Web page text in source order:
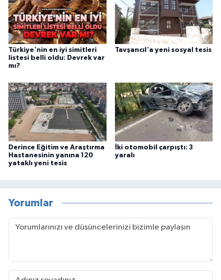
Türkiye'nin en iyi simitleri
listesi belli oldu: Devrek var
mı?
Tavşancıl'a yeni sosyal tesis
Derince Eğitim ve Araştırma
Hastanesinin yanına 120
yataklı yeni tesis
İki otomobil çarpıştı: 3
yaralı
Yorumlar